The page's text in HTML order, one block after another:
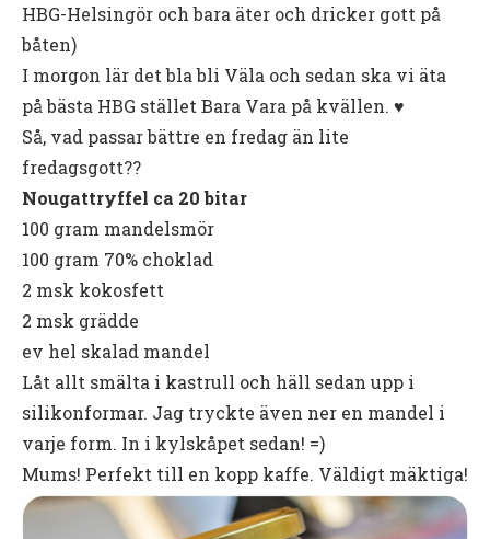
HBG-Helsingör och bara äter och dricker gott på
båten)
I morgon lär det bla bli Väla och sedan ska vi äta
på bästa HBG stället Bara Vara på kvällen. ♥
Så, vad passar bättre en fredag än lite
fredagsgott??
Nougattryffel ca 20 bitar
100 gram mandelsmör
100 gram 70% choklad
2 msk kokosfett
2 msk grädde
ev hel skalad mandel
Låt allt smälta i kastrull och häll sedan upp i
silikonformar. Jag tryckte även ner en mandel i
varje form. In i kylskåpet sedan! =)
Mums! Perfekt till en kopp kaffe. Väldigt mäktiga!